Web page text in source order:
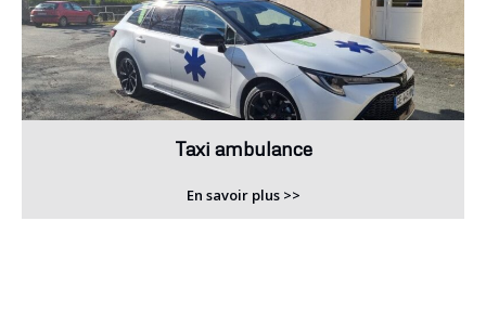
Taxi ambulance
En savoir plus >>